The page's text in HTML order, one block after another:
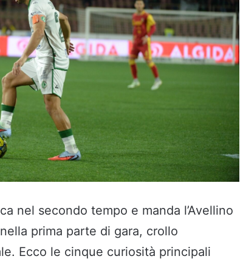
nel secondo tempo e manda l’Avellino
prima parte di gara, crollo
Ecco le cinque curiosità principali